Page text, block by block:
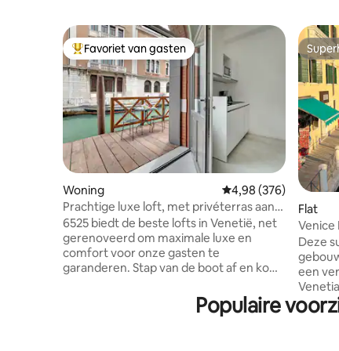
Topfavoriet van gasten
Favoriet van gasten
Woning Gemiddelde
4,98 (376)
Prachtige luxe loft, met privéterras aan
het kanaal
6525 biedt de beste lofts in Venetië, net
gerenoveerd om maximale luxe en
comfort voor onze gasten te
garanderen. Stap van de boot af en kom
prachtige privéterras dat ruimte biedt
om te dineren of een cocktail te kijken
Flat
Venice
design
Deze
een
Populaire